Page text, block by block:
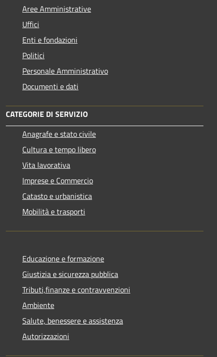
Aree Amministrative
Uffici
Enti e fondazioni
Politici
Personale Amministrativo
Documenti e dati
CATEGORIE DI SERVIZIO
Anagrafe e stato civile
Cultura e tempo libero
Vita lavorativa
Imprese e Commercio
Catasto e urbanistica
Mobilità e trasporti
Educazione e formazione
Giustizia e sicurezza pubblica
Tributi,finanze e contravvenzioni
Ambiente
Salute, benessere e assistenza
Autorizzazioni